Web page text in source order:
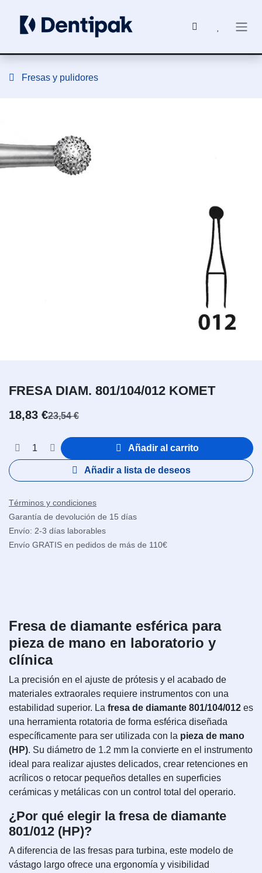
Fresas y pulidores
FRESA DIAM. 801/104/012 KOMET
18,83 €23,54€
Añadir al carrito
Añadir a lista de deseos
Términos y condiciones
Garantía de devolución de 15 días
Envío: 2-3 días laborables
Envío GRATIS en pedidos de más de 110€
Fresa de diamante esférica para
pieza de mano en laboratorio y
clínica
La precisión en el ajuste de prótesis y el acabado de
materiales extraorales requiere instrumentos con una
estabilidad superior. La fresa de diamante 801/104/012 es
una herramienta rotatoria de forma esférica diseñada
específicamente para ser utilizada con la pieza de mano
(HP). Su diámetro de 1.2 mm la convierte en el instrumento
ideal para realizar ajustes delicados, crear retenciones en
acrílicos o retocar pequeños detalles en superficies
cerámicas y metálicas con un control total del operario.
¿Por qué elegir la fresa de diamante
801/012 (HP)?
A diferencia de las fresas para turbina, este modelo de
vástago largo ofrece una ergonomía y visibilidad